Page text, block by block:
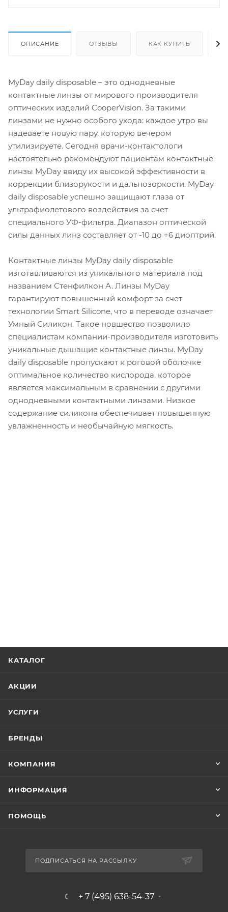
ОПИСАНИЕ ОТЗЫВЫ КАК КУПИТЬ
MyDay daily disposable – это однодневные
контактные линзы от мирового производителя
оптических изделий CooperVision. За такими
линзами не нужно особого ухода: каждое утро вы
надеваете новую пару, которую вечером
утилизируете. Сегодня врачи-контактологи
настоятельно рекомендуют пациентам контактные
линзы MyDay ввиду их высокой эффективности в
коррекции близорукости и дальнозоркости. MyDay
daily disposable успешно защищают глаза от
ультрафиолетового воздействия за счет
специального УФ-фильтра. Диапазон оптической
силы данных линз составляет от -10 до +6 диоптрий.
Контактные линзы MyDay daily disposable
изготавливаются из уникального материала под
названием Стенфилкон А. Линзы MyDay
гарантируют повышенный комфорт за счет
технологии Smart Silicone, что в переводе означает
Умный Силикон. Такое новшество позволило
специалистам компании-производителя изготовить
уникальные дышащие контактные линзы. MyDay
daily disposable пропускают к роговой оболочке
оптимальное количество кислорода, которое
является максимальным в сравнении с другими
однодневными контактными линзами. Низкое
содержание силикона обеспечивает повышенную
увлажненность и необычайную мягкость.
КАТАЛОГ
АКЦИИ
УСЛУГИ
БРЕНДЫ
КОМПАНИЯ
ИНФОРМАЦИЯ
ПОМОЩЬ
ПОДПИСАТЬСЯ НА РАССЫЛКУ
+ 7 (495) 638-54-37